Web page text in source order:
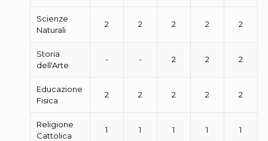
Scienze
Naturali
2 2 2 2 2
Storia
dell'Arte
- - 2 2 2
Educazione
Fisica
2 2 2 2 2
Religione
Cattolica
1 1 1 1 1